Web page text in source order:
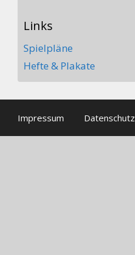
Links
Spielpläne
Hefte & Plakate
Impressum Datenschutz